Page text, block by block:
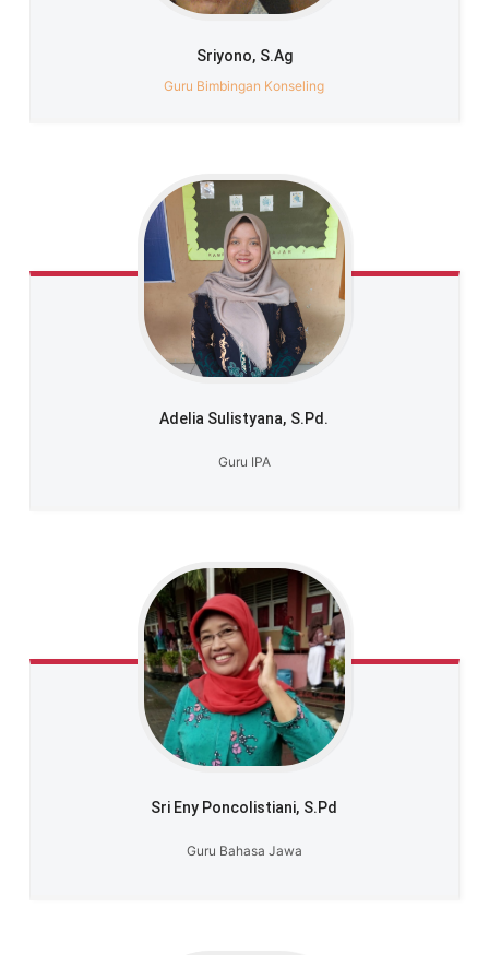
Sriyono, S.Ag
Guru Bimbingan Konseling
Adelia Sulistyana, S.Pd.
Guru IPA
Sri Eny Poncolistiani, S.Pd
Guru Bahasa Jawa